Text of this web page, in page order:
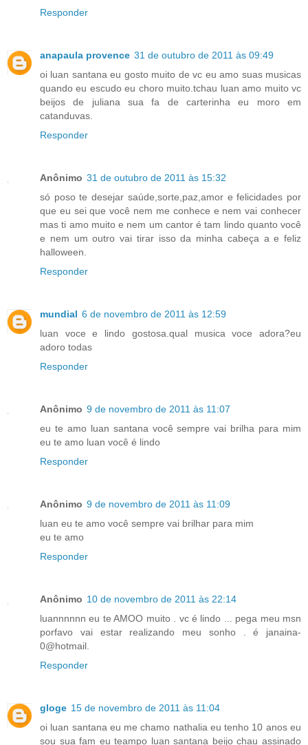
Responder
anapaula provence 31 de outubro de 2011 às 09:49
oi luan santana eu gosto muito de vc eu amo suas musicas
quando eu escudo eu choro muito.tchau luan amo muito vc
beijos de juliana sua fa de carterinha eu moro em
catanduvas.
Responder
Anônimo 31 de outubro de 2011 às 15:32
só poso te desejar saúde,sorte,paz,amor e felicidades por
que eu sei que você nem me conhece e nem vai conhecer
mas ti amo muito e nem um cantor é tam lindo quanto você
e nem um outro vai tirar isso da minha cabeça a e feliz
halloween.
Responder
mundial 6 de novembro de 2011 às 12:59
luan voce e lindo gostosa.qual musica voce adora?eu
adoro todas
Responder
Anônimo 9 de novembro de 2011 às 11:07
eu te amo luan santana você sempre vai brilha para mim
eu te amo luan você é lindo
Responder
Anônimo 9 de novembro de 2011 às 11:09
luan eu te amo você sempre vai brilhar para mim
eu te amo
Responder
Anônimo 10 de novembro de 2011 às 22:14
luannnnnn eu te AMOO muito . vc é lindo ... pega meu msn
porfavo vai estar realizando meu sonho . é janaina-
0@hotmail.
Responder
gloge 15 de novembro de 2011 às 11:04
oi luan santana eu me chamo nathalia eu tenho 10 anos eu
sou sua fam eu teampo luan santana beijo chau assinado